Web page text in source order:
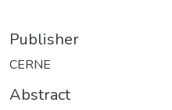
Publisher
CERNE
Abstract